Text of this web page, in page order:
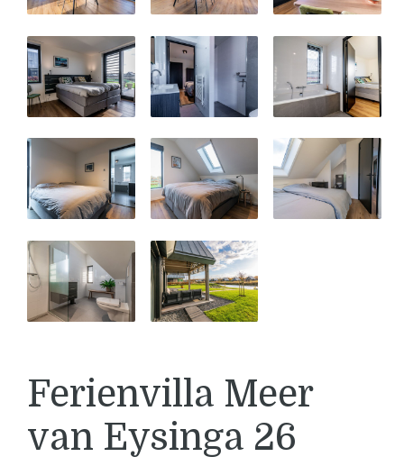
Ferienvilla Meer
van Eysinga 26